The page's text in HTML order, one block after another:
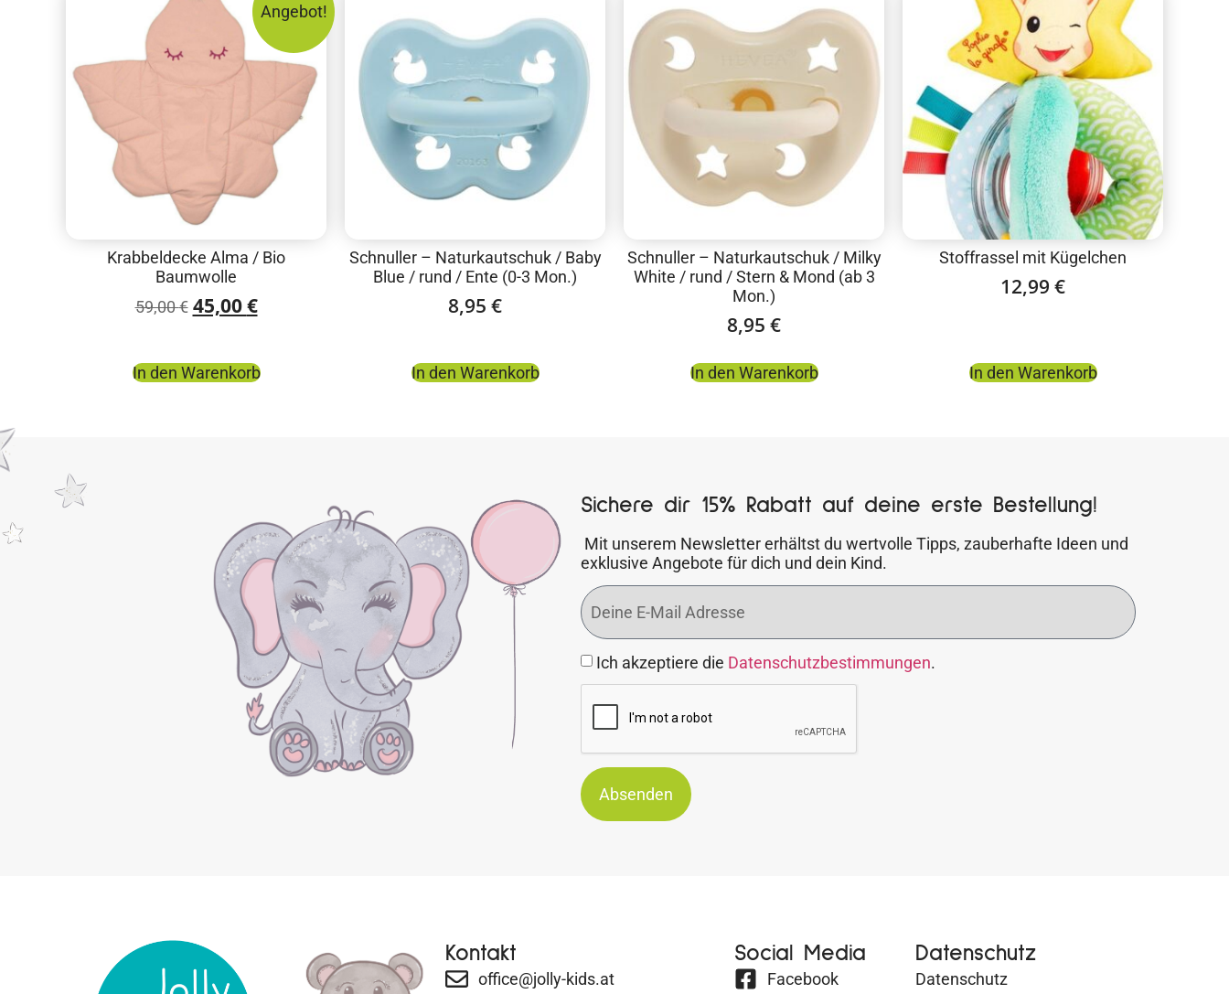
Angebot!
Krabbeldecke Alma / Bio
Baumwolle
59,00€ 45,00€
In den Warenkorb
Schnuller – Naturkautschuk / Baby
Blue / rund / Ente (0-3 Mon.)
8,95 €
In den Warenkorb
Schnuller – Naturkautschuk / Milky
White / rund / Stern & Mond (ab 3
Mon.)
8,95 €
In den Warenkorb
Stoffrassel mit Kügelchen
12,99 €
In den Warenkorb
Sichere dir 15% Rabatt auf deine erste Bestellung!
Mit unserem Newsletter erhältst du wertvolle Tipps, zauberhafte Ideen und
exklusive Angebote für dich und dein Kind.
Ich akzeptiere die Datenschutzbestimmungen.
Absenden
Kontakt
office@jolly-kids.at
Social Media
Facebook
Datenschutz
Datenschutz